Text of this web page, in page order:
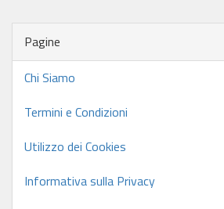
Pagine
Chi Siamo
Termini e Condizioni
Utilizzo dei Cookies
Informativa sulla Privacy